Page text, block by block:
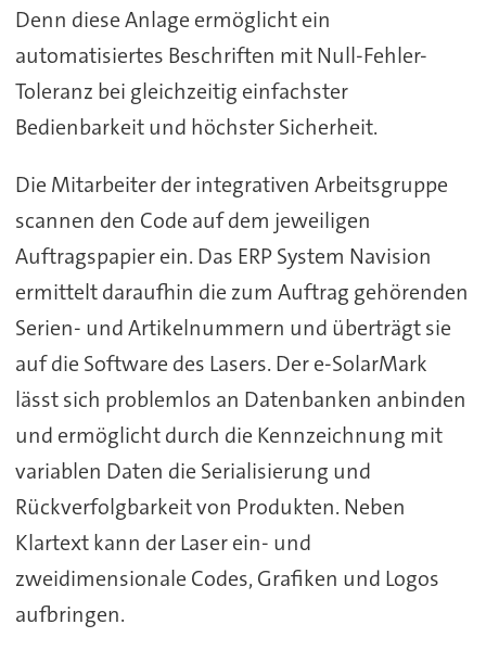
Denn diese Anlage ermöglicht ein
automatisiertes Beschriften mit Null-Fehler-
Toleranz bei gleichzeitig einfachster
Bedienbarkeit und höchster Sicherheit.
Die Mitarbeiter der integrativen Arbeitsgruppe
scannen den Code auf dem jeweiligen
Auftragspapier ein. Das ERP System Navision
ermittelt daraufhin die zum Auftrag gehörenden
Serien- und Artikelnummern und überträgt sie
auf die Software des Lasers. Der e-SolarMark
lässt sich problemlos an Datenbanken anbinden
und ermöglicht durch die Kennzeichnung mit
variablen Daten die Serialisierung und
Rückverfolgbarkeit von Produkten. Neben
Klartext kann der Laser ein- und
zweidimensionale Codes, Grafiken und Logos
aufbringen.